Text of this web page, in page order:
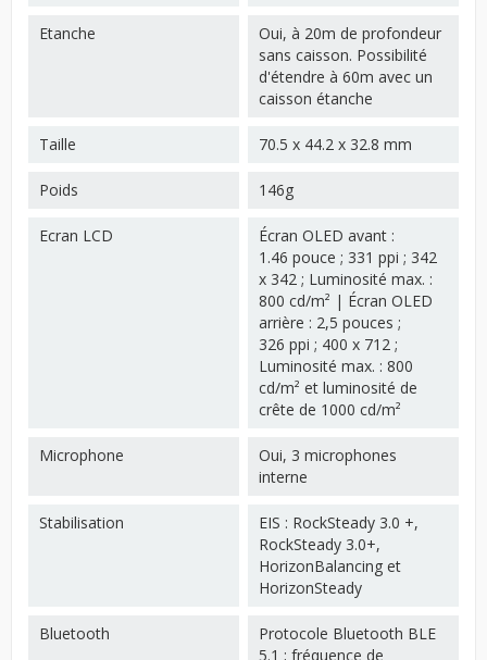
Etanche
Oui, à 20m de profondeur
sans caisson. Possibilité
d'étendre à 60m avec un
caisson étanche
Taille 70.5 x 44.2 x 32.8 mm
Poids 146g
Ecran LCD
Écran OLED avant :
1.46 pouce ; 331 ppi ; 342
x 342 ; Luminosité max. :
800 cd/m² | Écran OLED
arrière : 2,5 pouces ;
326 ppi ; 400 x 712 ;
Luminosité max. : 800
cd/m² et luminosité de
crête de 1000 cd/m²
Microphone
Oui, 3 microphones
interne
Stabilisation
EIS : RockSteady 3.0 +,
RockSteady 3.0+,
HorizonBalancing et
HorizonSteady
Bluetooth
Protocole Bluetooth BLE
5.1 ; fréquence de